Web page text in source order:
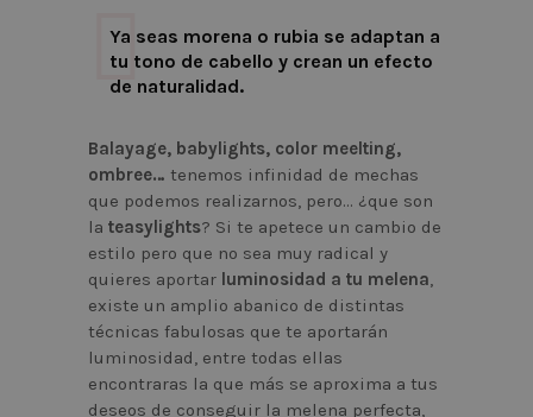
Ya seas morena o rubia se adaptan a
tu tono de cabello y crean un efecto
de naturalidad.
Balayage, babylights, color meelting,
ombree… tenemos infinidad de mechas
que podemos realizarnos, pero… ¿que son
la teasylights? Si te apetece un cambio de
estilo pero que no sea muy radical y
quieres aportar luminosidad a tu melena,
existe un amplio abanico de distintas
técnicas fabulosas que te aportarán
luminosidad, entre todas ellas
encontraras la que más se aproxima a tus
deseos de conseguir la melena perfecta,